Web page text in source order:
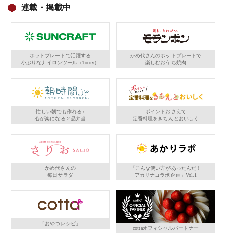
連載・掲載中
ホットプレートで活躍する
小ぶりなナイロンツール（Toory）
かめ代さんのホットプレートで
楽しむおうち焼肉
忙しい朝でも作れる♪
心が楽になる２品弁当
ポイントおさえて
定番料理をきちんとおいしく
かめ代さんの
毎日サラダ
「こんな使い方があったんだ！
アカリナコラボ企画」Vol.1
「おやつレシピ」
cottaオフィシャルパートナー